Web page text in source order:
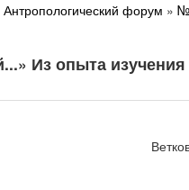
Антропологический форум »
Из опыта